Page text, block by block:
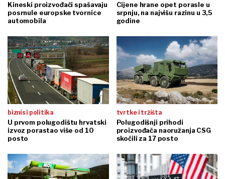
Kineski proizvođači spašavaju
posrnule europske tvornice
automobila
Cijene hrane opet porasle u
srpnju, na najvišu razinu u 3,5
godine
biznis i politika
U prvom polugodištu hrvatski
izvoz porastao više od 10
posto
tvrtke i tržišta
Polugodišnji prihodi
proizvođača naoružanja CSG
skočili za 17 posto